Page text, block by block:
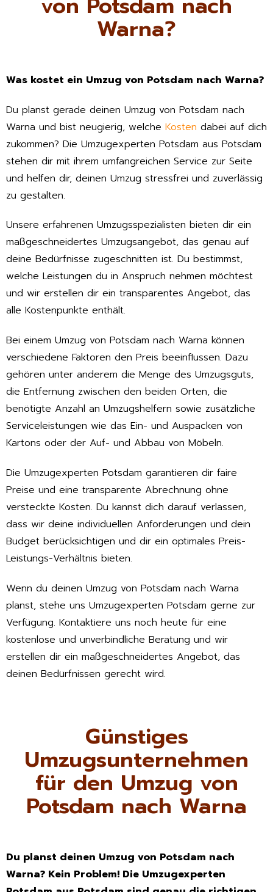
Warna?
Was kostet ein Umzug von Potsdam nach Warna?
Du planst gerade deinen Umzug von Potsdam nach
Warna und bist neugierig, welche Kosten dabei auf dich
zukommen? Die Umzugexperten Potsdam aus Potsdam
stehen dir mit ihrem umfangreichen Service zur Seite
und helfen dir, deinen Umzug stressfrei und zuverlässig
zu gestalten.
Unsere erfahrenen Umzugsspezialisten bieten dir ein
maßgeschneidertes Umzugsangebot, das genau auf
deine Bedürfnisse zugeschnitten ist. Du bestimmst,
welche Leistungen du in Anspruch nehmen möchtest
und wir erstellen dir ein transparentes Angebot, das
alle Kostenpunkte enthält.
Bei einem Umzug von Potsdam nach Warna können
verschiedene Faktoren den Preis beeinflussen. Dazu
gehören unter anderem die Menge des Umzugsguts,
die Entfernung zwischen den beiden Orten, die
benötigte Anzahl an Umzugshelfern sowie zusätzliche
Serviceleistungen wie das Ein- und Auspacken von
Kartons oder der Auf- und Abbau von Möbeln.
Die Umzugexperten Potsdam garantieren dir faire
Preise und eine transparente Abrechnung ohne
versteckte Kosten. Du kannst dich darauf verlassen,
dass wir deine individuellen Anforderungen und dein
Budget berücksichtigen und dir ein optimales Preis-
Leistungs-Verhältnis bieten.
Wenn du deinen Umzug von Potsdam nach Warna
planst, stehe uns Umzugexperten Potsdam gerne zur
Verfügung. Kontaktiere uns noch heute für eine
kostenlose und unverbindliche Beratung und wir
erstellen dir ein maßgeschneidertes Angebot, das
deinen Bedürfnissen gerecht wird.
Günstiges
Umzugsunternehmen
für den Umzug von
Potsdam nach Warna
Du planst deinen Umzug von Potsdam nach
Warna? Kein Problem! Die Umzugexperten